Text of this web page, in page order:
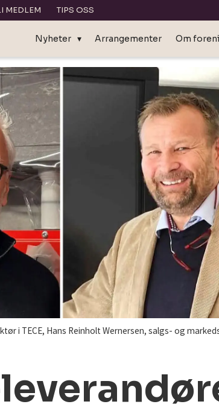
MEDLEM TIPS OSS
Nyheter Arrangementer Om
i TECE, Hans Reinholt Wernersen, salgs- og